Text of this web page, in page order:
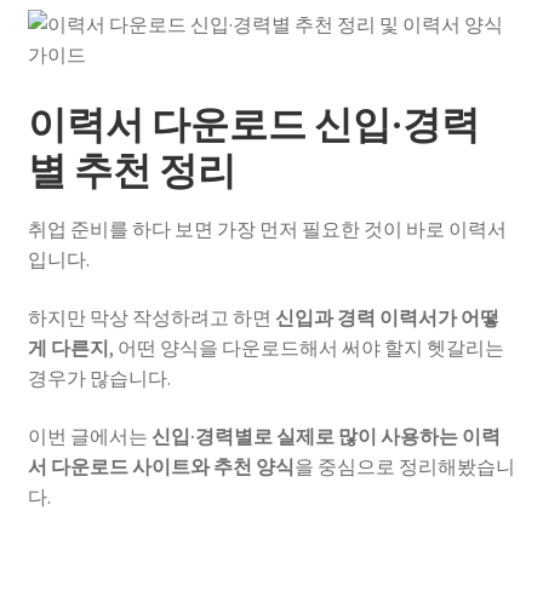
이력서 다운로드 신입·경력
별 추천 정리
취업 준비를 하다 보면 가장 먼저 필요한 것이 바로 이력서
입니다.
하지만 막상 작성하려고 하면 신입과 경력 이력서가 어떻
게 다른지, 어떤 양식을 다운로드해서 써야 할지 헷갈리는
경우가 많습니다.
이번 글에서는 신입·경력별로 실제로 많이 사용하는 이력
서 다운로드 사이트와 추천 양식을 중심으로 정리해봤습니
다.